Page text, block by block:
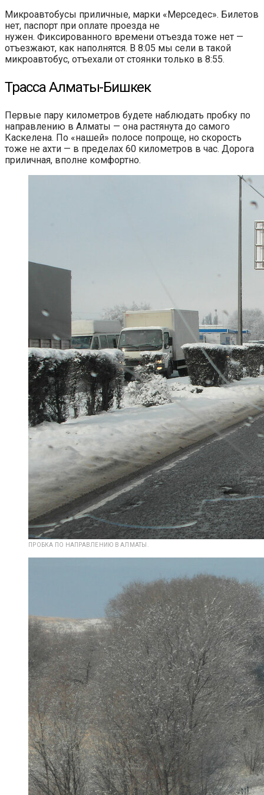
Микроавтобусы приличные, марки «Мерседес». Билетов
нет, паспорт при оплате проезда не
нужен. Фиксированного времени отъезда тоже нет —
отъезжают, как наполнятся. В 8:05 мы сели в такой
микроавтобус, отъехали от стоянки только в 8:55.
Трасса Алматы-Бишкек
Первые пару километров будете наблюдать пробку по
направлению в Алматы — она растянута до самого
Каскелена. По «нашей» полосе попроще, но скорость
тоже не ахти — в пределах 60 километров в час. Дорога
приличная, вполне комфортно.
ПРОБКА ПО НАПРАВЛЕНИЮ В АЛМАТЫ.